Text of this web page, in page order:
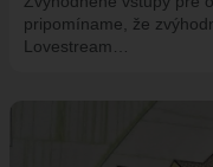
VAJNORSKÉ JAZERÁ
VAJNORSKÉ
pripomíname, že
Lovestream…